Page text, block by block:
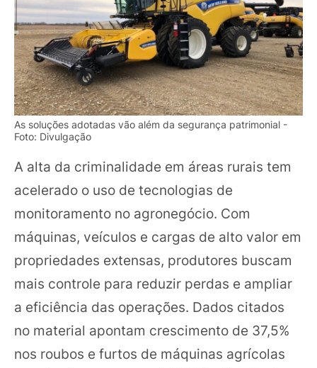
As soluções adotadas vão além da segurança patrimonial -
Foto: Divulgação
A alta da criminalidade em áreas rurais tem
acelerado o uso de tecnologias de
monitoramento no agronegócio. Com
máquinas, veículos e cargas de alto valor em
propriedades extensas, produtores buscam
mais controle para reduzir perdas e ampliar
a eficiência das operações. Dados citados
no material apontam crescimento de 37,5%
nos roubos e furtos de máquinas agrícolas